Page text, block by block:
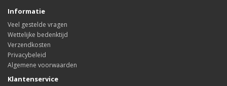
Informatie
Veel gestelde vragen
Wettelijke bedenktijd
Verzendkosten
Privacybeleid
Algemene voorwaarden
Klantenservice